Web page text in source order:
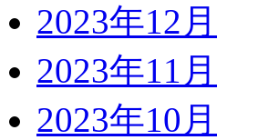
2023年12月
2023年11月
2023年10月